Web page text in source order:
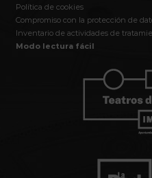
Política de cookies
Compromiso con la protección de
Inventario de actividades de
Modo lectura fácil